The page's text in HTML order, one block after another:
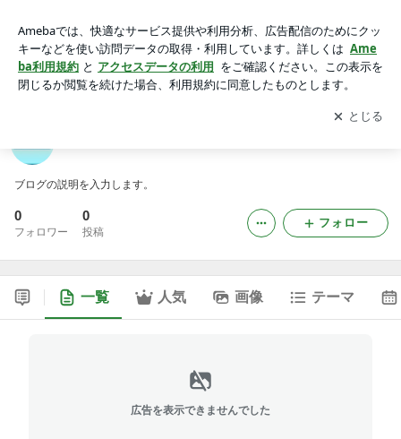
アプリをダウンロードして ブログの更新通知
を受け取りまし
ょう。
開く
ブログの説明を入力します。
0
フォロワー
0
投稿
フォロー
一覧 人気 画像 テーマ
広告を表示できませんでした